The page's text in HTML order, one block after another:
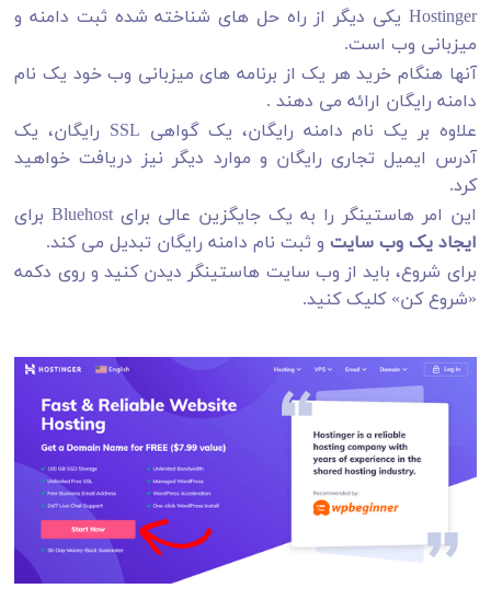
Hostinger یکی دیگر از راه حل های شناخته شده ثبت دامنه و
میزبانی وب است.
آنها هنگام خرید هر یک از برنامه های میزبانی وب خود یک نام
دامنه رایگان ارائه می دهند .
علاوه بر یک نام دامنه رایگان، یک گواهی SSL رایگان، یک
آدرس ایمیل تجاری رایگان و موارد دیگر نیز دریافت خواهید
کرد.
این امر هاستینگر را به یک جایگزین عالی برای Bluehost برای
ایجاد یک وب سایت و ثبت نام دامنه رایگان تبدیل می کند.
برای شروع، باید از وب سایت هاستینگر دیدن کنید و روی دکمه
«شروع کن» کلیک کنید.